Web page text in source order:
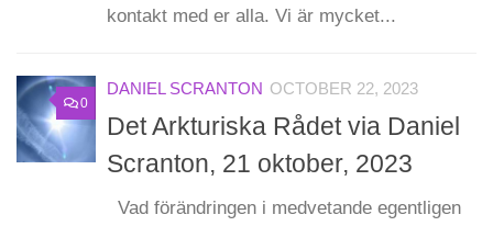
kontakt med er alla. Vi är mycket...
0
DANIEL SCRANTON OCTOBER 22, 2023
Det Arkturiska Rådet via Daniel
Scranton, 21 oktober, 2023
Vad förändringen i medvetande egentligen